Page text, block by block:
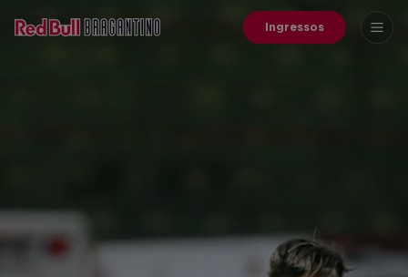
Ingressos